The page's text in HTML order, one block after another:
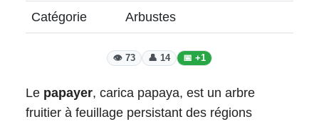
Catégorie Arbustes
👁️ 73 👤 14 📅 +1
Le papayer, carica papaya, est un arbre
fruitier à feuillage persistant des régions